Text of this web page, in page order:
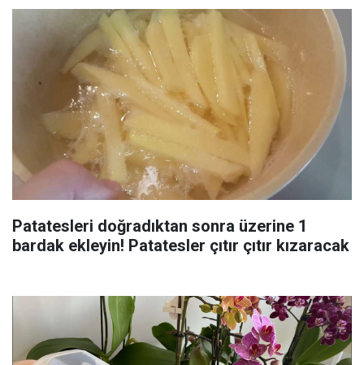
Patatesleri doğradıktan sonra üzerine 1
bardak ekleyin! Patatesler çıtır çıtır kızaracak